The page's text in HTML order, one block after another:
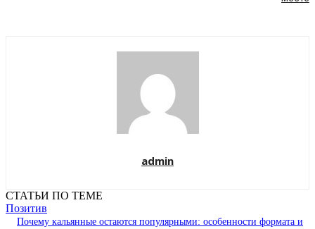
admin
СТАТЬИ ПО ТЕМЕ
Позитив
Почему кальянные остаются популярными: особенности формата и